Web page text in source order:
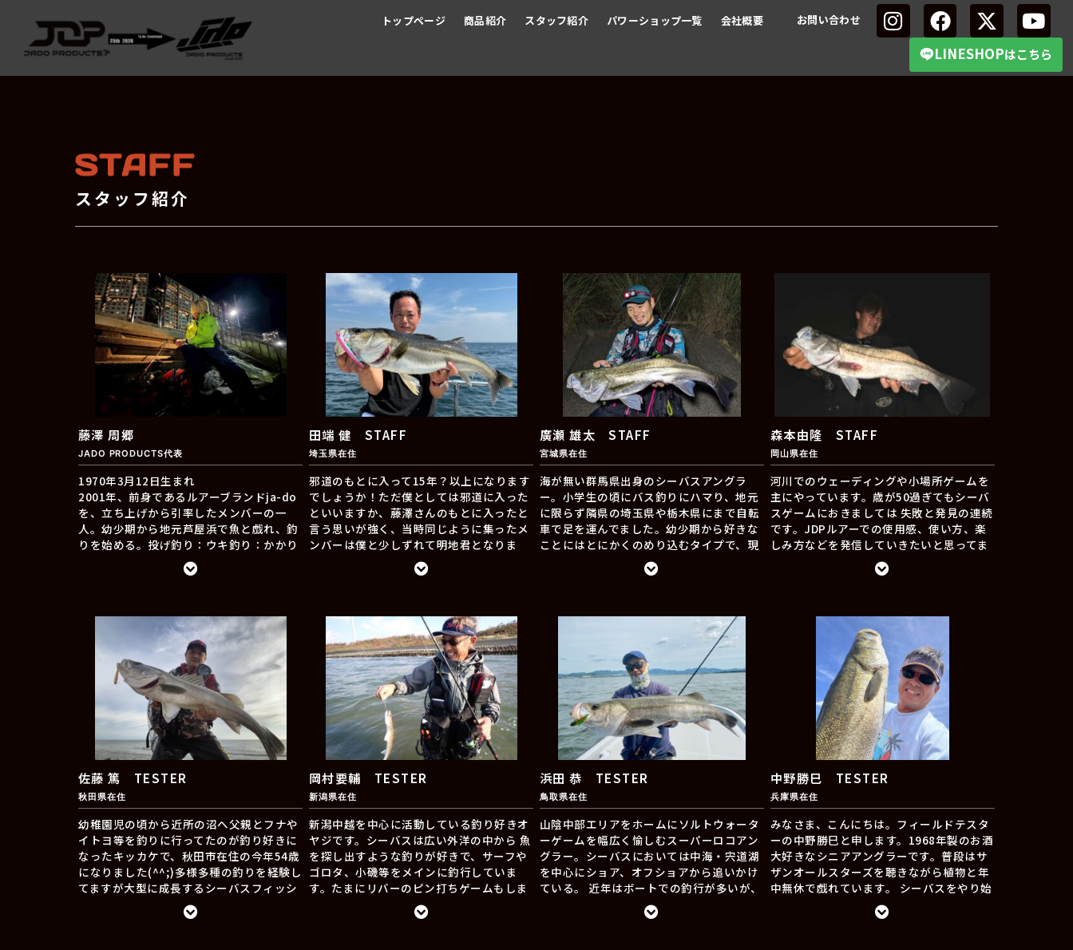
トップページ 商品紹介 スタッフ紹介 パワーショップ一覧 会社概要 お問い合わせ
LINESHOPはこちら
STAFF
スタッフ紹介
藤澤 周郷
JADO PRODUCTS代表
1970年3月12日生まれ
2001年、前身であるルアーブランドja-do
を、立ち上げから引率したメンバーの一
人。幼少期から地元芦屋浜で魚と戯れ、釣
りを始める。投げ釣り：ウキ釣り：かかり
釣り：渓流釣りと10歳まではエサ釣りがメ
イン。ルアーフィッシングは10歳から始め
1995年ＮＢＣ（日本バスクラブ）兵庫チャ
プターに参戦し兵庫チャプター初代年間総
合チャンピオンを獲得。同年琵琶湖湖南チ
ャプターNBC内（年間7位）京都チャプタ
ーNBC内（年間15位）同年地元釣具店に就
職1996年ＪＢＷ年間50位以内の昇格条件
のレギュレーションを経て1997年ＪＢへ昇
Ｅヒットや釣りＤＡＩＳＵＫＩの純レギュ
ラーで出演。現在定番化している「イモグ
ラブ」を世に送り出した第一人者であり名
付け親。1999年スカイパーフェクTV釣り
ビジョン「関西シーバス研究所」出演。
2000年Bassトーナメント引退。同年シー
バスフィッシングへ、メインターゲットを
スイッチする事となる。シーバスフィッシ
ングでは元祖ブレード系ルアー
田端 健 STAFF
埼玉県在住
邪道のもとに入って15年？以上になります
でしょうか！ただ僕としては邪道に入った
といいますか、藤澤さんのもとに入ったと
言う思いが強く、当時同じように集ったメ
ンバーは僕と少しずれて明地君となりま
す！代表が守りたいものを僕も守りたいと
言う思いで邪道からJADOPRODUCTSへと
時折河川やボートに乗ってシーバスを楽し
んでます！デカいサイズが釣れれば嬉しい
ですが、チーバスでも釣れたことに対し、
シーバスに感謝し楽しんでます！今後も邪
道改めて、JADOPRODUCTSをどうぞ宜し
くお願い致します。
廣瀬 雄太 STAFF
宮城県在住
海が無い群馬県出身のシーバスアングラ
ー。小学生の頃にバス釣りにハマり、地元
に限らず隣県の埼玉県や栃木県にまで自転
車で足を運んでました。幼少期から好きな
ことにはとにかくのめり込むタイプで、現
在は東北宮城県で鱸に魅せられ、杜の都・
仙台を拠点に河川で春夏秋冬一年中、鱸を
て、邪道・藤澤ルアーのとんでもない爆発
力に衝撃を受け大ファンになってから数
年。藤澤さんと出会い、今はSTAFFとして
その唯一無二な魅力を発信する立場になり
ました。新規開拓も好きで、北から南、河
川上流から下流、大場所小場所、漁港や磯
場、サーフなどいろいろな場所に出没しま
すので、見かけたら遠慮なく気軽にお声が
けください。釣り環境、魚種ともに恵まれ
PRODUCTSルアーを携えて最高の魚に出会
うべく今日もフィールドにいます。
Instagram → @yuta_k.y.r33
森本由隆 STAFF
岡山県在住
河川でのウェーディングや小場所ゲームを
主にやっています。歳が50過ぎてもシーバ
スゲームにおきましては 失敗と発見の連続
です。JDPルアーでの使用感、使い方、楽
しみ方などを発信していきたいと思ってま
す。もしフィールド、各釣具屋さんなどで
見かけましたら気軽にお声かけください。
佐藤 篤 TESTER
秋田県在住
幼稚園児の頃から近所の沼へ父親とフナや
イトヨ等を釣りに行ってたのが釣り好きに
なったキッカケで、秋田市在住の今年54歳
になりました(^^;)多様多種の釣りを経験し
てますが大型に成長するシーバスフィッシ
ングに夢中になり、若き頃は海川に車を走
らせては時間が経つのを忘れるぐらい竿を
岡村要輔 TESTER
新潟県在住
新潟中越を中心に活動している釣り好きオ
ヤジです。シーバスは広い外洋の中から 魚
を探し出すような釣りが好きで、サーフや
ゴロタ、小磯等をメインに釣行していま
す。たまにリバーのピン打ちゲームもしま
す。シーバスの他にメバル、アジ等のライ
トゲーム、サクラマスや渓流のトラウトゲ
浜田 恭 TESTER
鳥取県在住
山陰中部エリアをホームにソルトウォータ
ーゲームを幅広く愉しむスーパーロコアン
グラー。シーバスにおいては中海・宍道湖
を中心にショア、オフショアから追いかけ
ている。 近年はボートでの釣行が多いが、
ウェーディングゲームも大好き。釣りの楽
しさを次世代に繋ぐために精力的に活動し
中野勝巳 TESTER
兵庫県在住
みなさま、こんにちは。フィールドテスタ
ーの中野勝巳と申します。1968年製のお酒
大好きなシニアアングラーです。普段はサ
ザンオールスターズを聴きながら植物と年
中無休で戯れています。 シーバスをやり始
めたのは30代後半でした。初めて釣ったシ
ーバスはヨレヨレ！冬の終わりの真夜中の